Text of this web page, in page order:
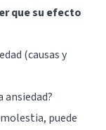
que su efecto
(causas y
ansiedad?
puede